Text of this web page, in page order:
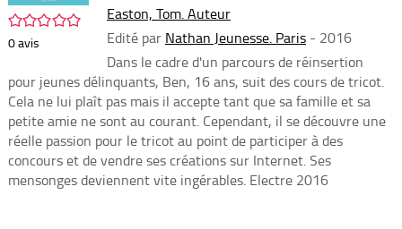
/5
0avis
Easton, Tom. Auteur
Edité par Nathan Jeunesse. Paris - 2016
Dans le cadre d'un parcours de réinsertion
pour jeunes délinquants, Ben, 16 ans, suit des cours de tricot.
Cela ne lui plaît pas mais il accepte tant que sa famille et sa
petite amie ne sont au courant. Cependant, il se découvre une
réelle passion pour le tricot au point de participer à des
concours et de vendre ses créations sur Internet. Ses
mensonges deviennent vite ingérables. ­Electre 2016